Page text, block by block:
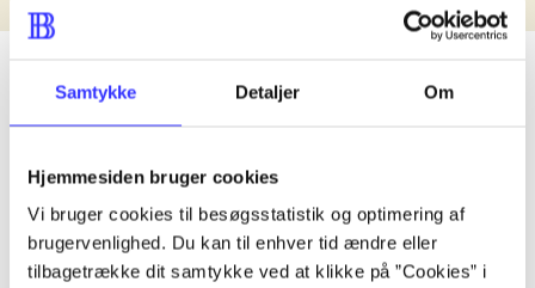
Samtykke Detaljer Om
Hjemmesiden bruger cookies
Vi bruger cookies til besøgsstatistik og optimering af
brugervenlighed. Du kan til enhver tid ændre eller
tilbagetrække dit samtykke ved at klikke på ”Cookies” i
Nyhed
lorem ipsum dolor sit amet ...
lorem ipsum dolor sit amet ...
lorem ipsum dolor sit amet ...
lorem ipsum dolor sit amet ...